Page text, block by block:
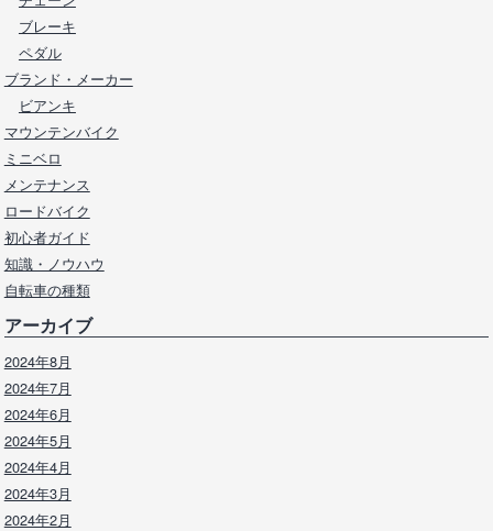
ブレーキ
ペダル
ブランド・メーカー
ビアンキ
マウンテンバイク
ミニベロ
メンテナンス
ロードバイク
初心者ガイド
知識・ノウハウ
自転車の種類
アーカイブ
2024年8月
2024年7月
2024年6月
2024年5月
2024年4月
2024年3月
2024年2月